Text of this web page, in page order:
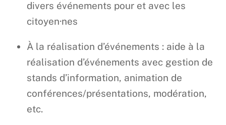
divers événements pour et avec les
citoyen·nes
À la réalisation d’événements : aide à la
réalisation d’événements avec gestion de
stands d’information, animation de
conférences/présentations, modération,
etc.